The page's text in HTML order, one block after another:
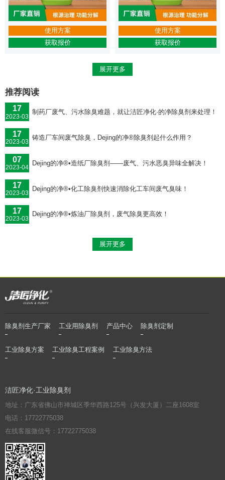
使用方案
获取报价
使用方案
获取报价
展开更多
推荐阅读
17
2023-03
制药厂废气、污水除臭难题，就让洁匠净化·的净除臭剂来处理！
17
2023-03
铸造厂车间废气除臭，Dejing的净®除臭剂起什么作用？
07
2023-04
Dejing的净®•造纸厂除臭剂——废气、污水恶臭异味全解决！
17
2023-03
Dejing的净®•化工除臭剂快速消除化工车间废气臭味！
17
2023-03
Dejing的净®•炼油厂除臭剂，废气除臭更高效！
展开更多
除臭剂生产厂家 工业用除臭剂 产品中心 除臭剂定制
工业除臭方案 工业除臭工程案例 工业除臭方法
洁匠净化·工业除臭剂
地址：广东省佛山市禅城区季华西路125号（兴发大厦）二座1608室
电话：17722775038
在线客服微信号：17722775038